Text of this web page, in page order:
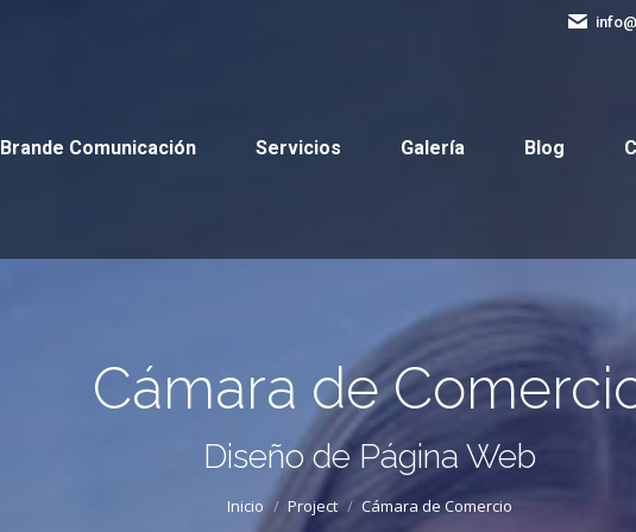
Brande Comunicación Servicios Galería Blog
Cámara de
Diseño de Página Web
Estás aquí:
Inicio Project Cámara de Comercio